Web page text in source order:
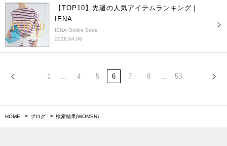
【TOP10】先週の人気アイテムランキング｜
IENA
IENA Online Store
2026.04.06
1 ... 4 5 6 7 8 ... 53
HOME ブログ 検索結果(WOMEN)